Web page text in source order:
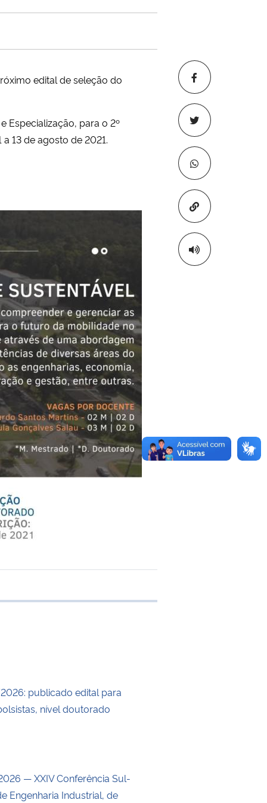
Copiar para
edital de seleção do
Especialização, para o 2º
13 de agosto de 2021.
transferência
publicado edital para
nível doutorado
— XXIV Conferência Sul-
Engenharia Industrial, de